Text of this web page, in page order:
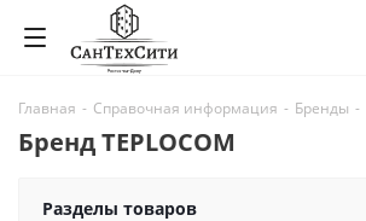
Главная - Справочная информация - Бренды -
Бренд TEPLOCOM
Разделы товаров